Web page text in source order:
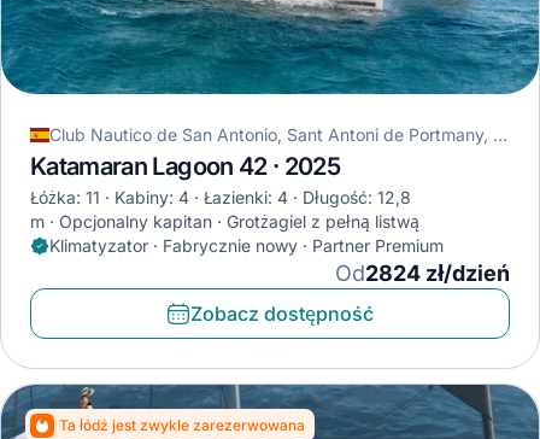
Club Nautico de San Antonio, Sant Antoni de Portmany, Hiszpania
Katamaran Lagoon 42 · 2025
Łóżka: 11 Kabiny: 4 Łazienki: 4
Długość: 12,8
m
Opcjonalny kapitan
Grotżagiel z pełną listwą
Klimatyzator · Fabrycznie nowy · Partner Premium
Od2824 zł/dzień
Zobacz dostępność
Ta łódź jest zwykle zarezerwowana